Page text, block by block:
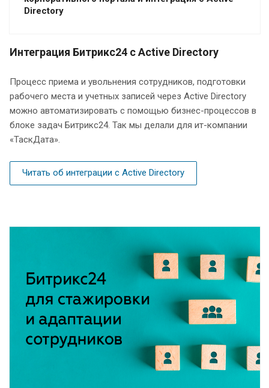
Directory
Интеграция Битрикс24 с Active Directory
Процесс приема и увольнения сотрудников, подготовки
рабочего места и учетных записей через Active Directory
можно автоматизировать с помощью бизнес-процессов в
блоке задач Битрикс24. Так мы делали для ит-компании
«ТаскДата».
Читать об интеграции с Active Directory